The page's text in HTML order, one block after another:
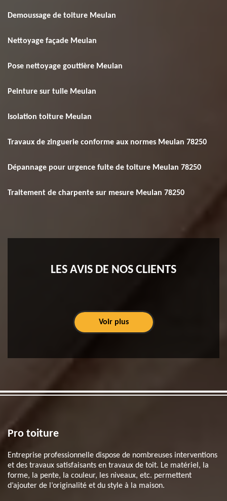
Demoussage de toiture Meulan
Nettoyage façade Meulan
Pose nettoyage gouttière Meulan
Peinture sur tuile Meulan
Isolation toiture Meulan
Travaux de zinguerie conforme aux normes Meulan 78250
Dépannage pour urgence fuite de toiture Meulan 78250
Traitement de charpente sur mesure Meulan 78250
LES AVIS DE NOS CLIENTS
Voir plus
Pro toiture
Entreprise professionnelle dispose de nombreuses interventions
et des travaux satisfaisants en travaux de toit. Le matériel, la
forme, la pente, la couleur, les niveaux, etc. permettent
d’ajouter de l’originalité et du style à la maison.